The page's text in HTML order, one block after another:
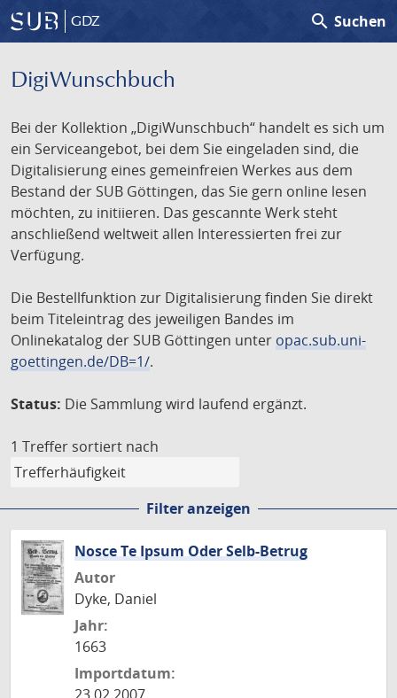
GDZ search Suchen
DigiWunschbuch
Bei der Kollektion „DigiWunschbuch“ handelt es sich um
ein Serviceangebot, bei dem Sie eingeladen sind, die
Digitalisierung eines gemeinfreien Werkes aus dem
Bestand der SUB Göttingen, das Sie gern online lesen
möchten, zu initiieren. Das gescannte Werk steht
anschließend weltweit allen Interessierten frei zur
Verfügung.
Die Bestellfunktion zur Digitalisierung finden Sie direkt
beim Titeleintrag des jeweiligen Bandes im
Onlinekatalog der SUB Göttingen unter opac.sub.uni-
goettingen.de/DB=1/.
Status: Die Sammlung wird laufend ergänzt.
1 Treffer sortiert nach
Filter anzeigen
Nosce Te Ipsum Oder Selb-Betrug
Autor
Dyke, Daniel
Jahr:
1663
Importdatum: